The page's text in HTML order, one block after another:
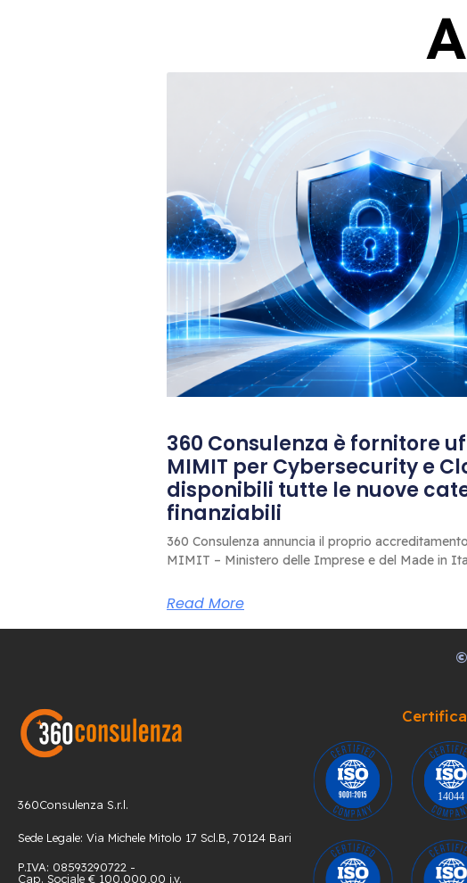
360 Consulenza è fornitore
MIMIT per Cybersecurity e
disponibili tutte le nuove
finanziabili
360 Consulenza annuncia il proprio
MIMIT – Ministero delle Imprese e del Made in
Read More
©
360Consulenza S.r.l.
Sede Legale: Via Michele Mitolo 17 Scl.B, 70124 Bari
P.IVA: 08593290722 -
Cap. Sociale € 100.000,00 i.v.